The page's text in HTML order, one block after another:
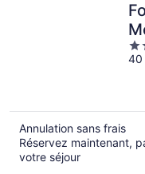
3
40
Annulation sans frais
Réservez maintenant,
votre séjour